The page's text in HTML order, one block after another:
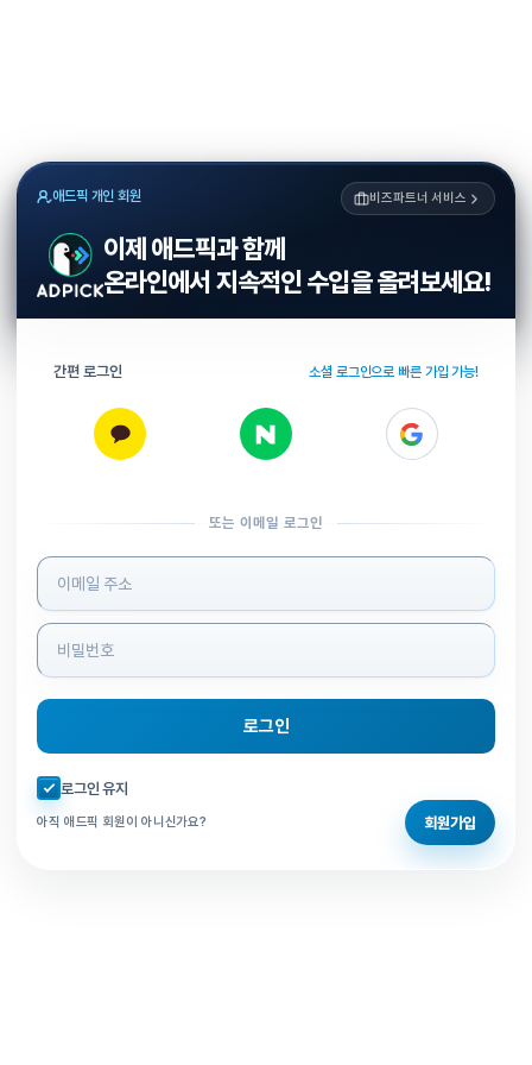
애드픽 개인 회원 비즈파트너 서비스
이제 애드픽과 함께
온라인에서 지속적인 수입을 올려보세요!
간편 로그인 소셜 로그인으로 빠른 가입 가능!
또는 이메일 로그인
로그인 정보 입력
로그인
자동로그인 체크
로그인 유지
아직 애드픽 회원이 아니신가요? 회원가입